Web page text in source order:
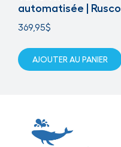
automatisée | Rusco
369,95$
AJOUTER AU PANIER